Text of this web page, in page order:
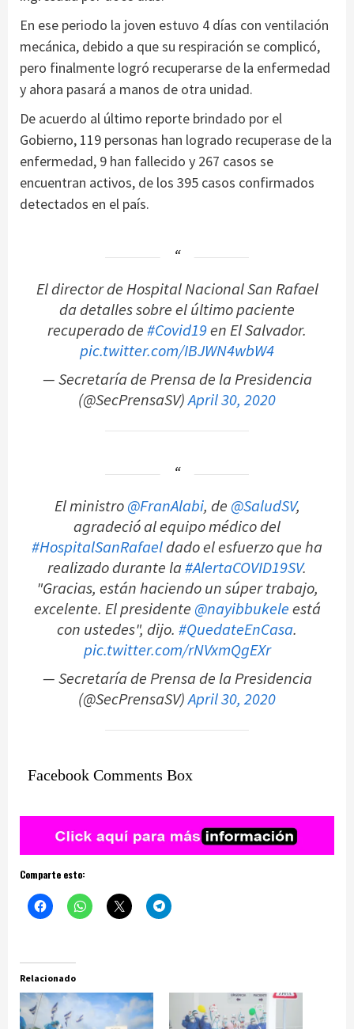
En ese periodo la joven estuvo 4 días con ventilación
mecánica, debido a que su respiración se complicó,
pero finalmente logró recuperarse de la enfermedad
y ahora pasará a manos de otra unidad.
De acuerdo al último reporte brindado por el
Gobierno, 119 personas han logrado recuperase de la
enfermedad, 9 han fallecido y 267 casos se
encuentran activos, de los 395 casos confirmados
detectados en el país.
El director de Hospital Nacional San Rafael
da detalles sobre el último paciente
recuperado de#Covid19en El Salvador.
pic.twitter.com/IBJWN4wbW4
— Secretaría de Prensa de la Presidencia
(@SecPrensaSV)April 30, 2020
El ministro@FranAlabi, de @SaludSV,
agradeció al equipo médico del
#HospitalSanRafaeldado el esfuerzo que ha
realizado durante la#AlertaCOVID19SV.
"Gracias, están haciendo un súper trabajo,
excelente. El presidente @nayibbukeleestá
con ustedes", dijo. #QuedateEnCasa.
pic.twitter.com/rNVxmQgEXr
— Secretaría de Prensa de la Presidencia
(@SecPrensaSV)April 30, 2020
Facebook Comments Box
Comparte esto:
Relacionado